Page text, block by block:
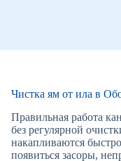
Чистка ям от ила в
Правильная работа
без регулярной
накапливаются
появиться засоры,